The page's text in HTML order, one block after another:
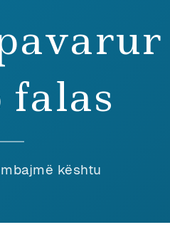
të dhuroni diçka
për përpjekjet tona.
botuesit e revistës
falas
kështu